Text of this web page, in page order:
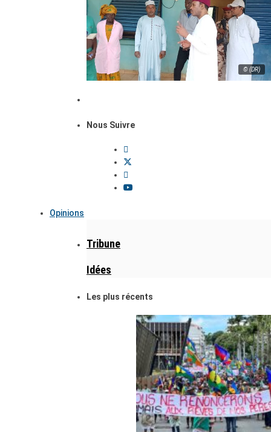
© (DR)
Nous Suivre
Opinions
Tribune
Idées
Les plus récents